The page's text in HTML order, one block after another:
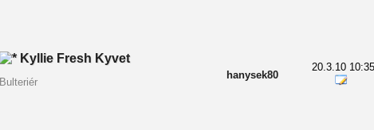
Kyllie Fresh Kyvet
Bulteriér
hanysek80
20.3.10 10:35